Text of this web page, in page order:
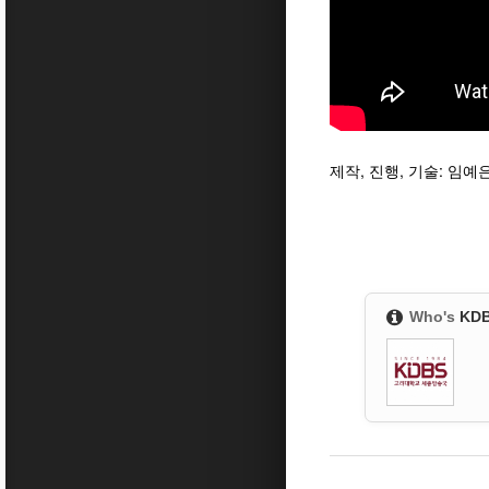
제작, 진행, 기술: 임예
Who's